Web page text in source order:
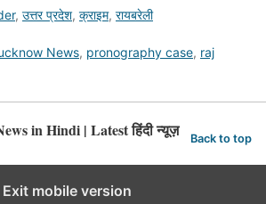
, उत्तर प्रदेश, क्राइम, रायबरेली
News, pronography case, raj
in Hindi | Latest हिंदी न्यूज़ Back to top
Exit mobile version